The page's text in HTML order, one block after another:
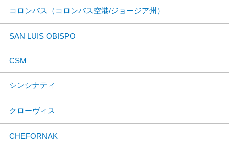
コロンバス（コロンバス空港/ジョージア州）
SAN LUIS OBISPO
CSM
シンシナティ
クローヴィス
CHEFORNAK